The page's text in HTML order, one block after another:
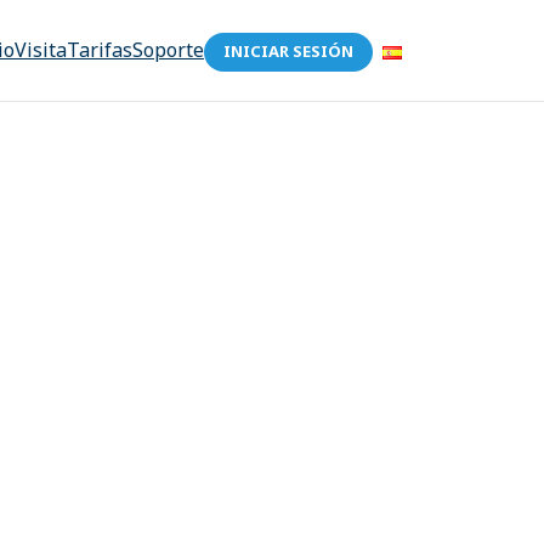
VisitaTarifasSoporte INICIAR SESIÓN